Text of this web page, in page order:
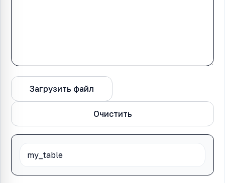
Загрузить файл
Очистить